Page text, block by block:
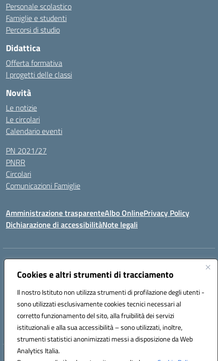
Cookies e altri strumenti di tracciamento
Il nostro Istituto non utilizza strumenti di profilazione degli utenti -
sono utilizzati esclusivamente cookies tecnici necessari al
corretto funzionamento del sito, alla fruibilità dei servizi
istituzionali e alla sua accessibilità – sono utilizzati, inoltre,
strumenti statistici anonimizzati messi a disposizione da Web
Analytics Italia.
Personale scolastico
Famiglie e studenti
Percorsi di studio
Didattica
Offerta formativa
I progetti delle classi
Novità
Le notizie
Le circolari
Calendario eventi
PN 2021/27
PNRR
Circolari
Comunicazioni Famiglie
Amministrazione trasparenteAlbo OnlinePrivacy Policy
Dichiarazione di accessibilitàNote legali
Indirizzo:
Centralino:(+39) 0737787634 Email:mcic80700n@istruzione.it
Codice fiscale: 92010940432
Codice meccanografico:
MCIC80700N
Codice unico di fatturazione (CUF): UF5MY2
Hosting & Powered by 3D Solution S.r.l.